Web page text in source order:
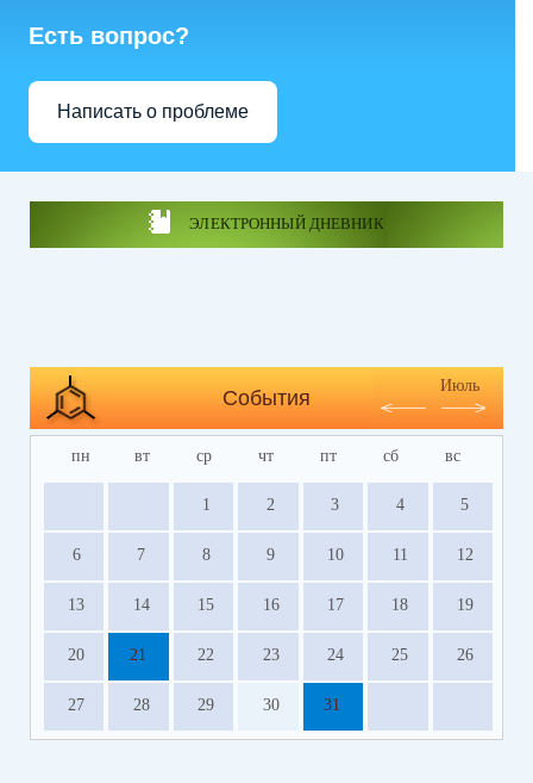
Есть вопрос?
Написать о проблеме
ЭЛЕКТРОННЫЙ ДНЕВНИК
События
Июль
пн вт ср чт пт сб вс
1 2 3 4 5
6 7 8 9 10 11 12
13 14 15 16 17 18 19
20 21 22 23 24 25 26
27 28 29 30 31